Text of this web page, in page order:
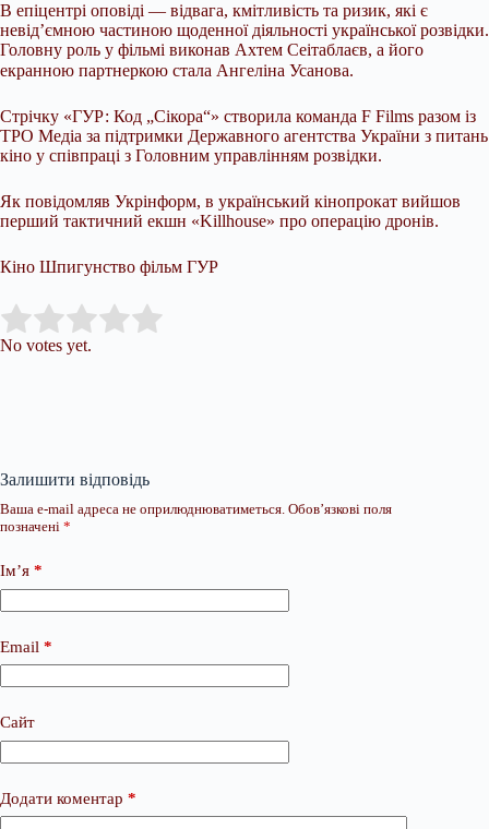
В епіцентрі оповіді — відвага, кмітливість та ризик, які є
невід’ємною частиною щоденної діяльності української розвідки.
Головну роль у фільмі виконав Ахтем Сеітаблаєв, а його
екранною партнеркою стала Ангеліна Усанова.⠀
Стрічку «ГУР: Код „Сікора“» створила команда F Films разом із
ТРО Медіа за підтримки Державного агентства України з питань
кіно у співпраці з Головним управлінням розвідки.
Як повідомляв Укрінформ, в український кінопрокат вийшов
перший тактичний екшн «Killhouse» про операцію дронів.
Кіно Шпигунство фільм ГУР
Rate this item:
No votes yet.
Залишити відповідь
Ваша e-mail адреса не оприлюднюватиметься. Обов’язкові поля
позначені *
Ім’я *
Email *
Сайт
Додати коментар *